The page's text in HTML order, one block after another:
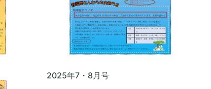
2025年7・8月号